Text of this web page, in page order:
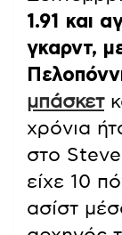
1.91 και
γκαρντ,
μπάσκετ
χρόνια
στο
είχε 10
ασίστ